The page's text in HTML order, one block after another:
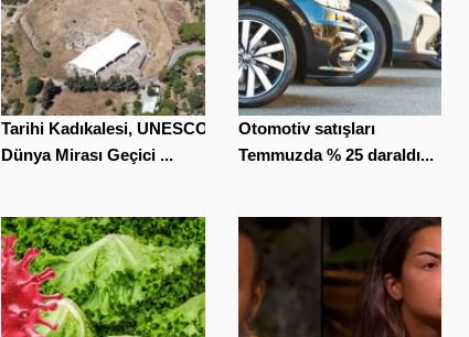
Tarihi Kadıkalesi, UNESCO
Dünya Mirası Geçici ...
Otomotiv satışları
Temmuzda % 25 daraldı...